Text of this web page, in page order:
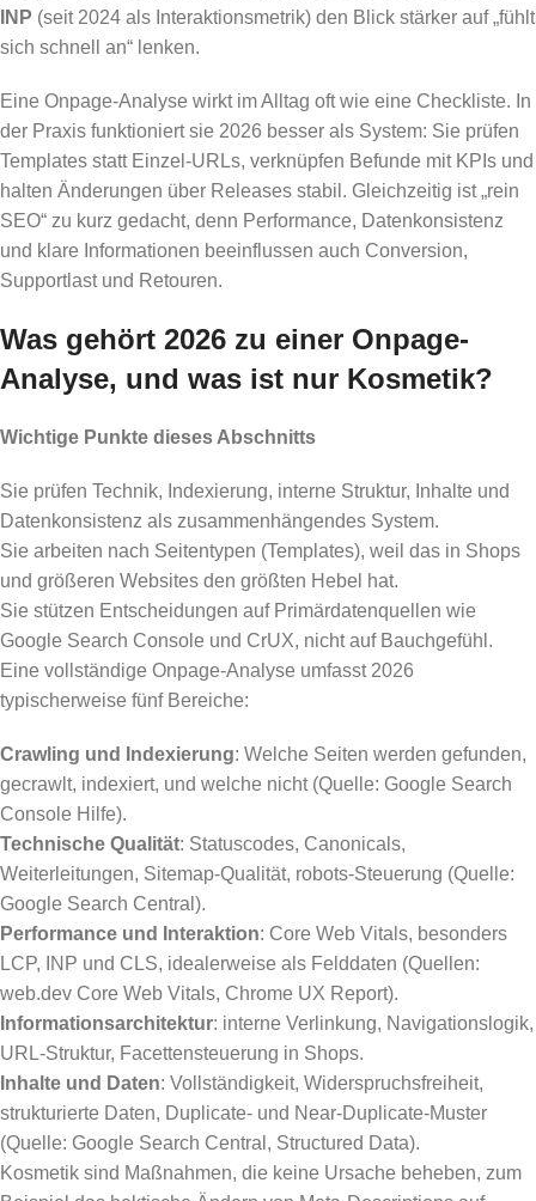
INP (seit 2024 als Interaktionsmetrik) den Blick stärker auf „fühlt
sich schnell an“ lenken.
Eine Onpage-Analyse wirkt im Alltag oft wie eine Checkliste. In
der Praxis funktioniert sie 2026 besser als System: Sie prüfen
Templates statt Einzel-URLs, verknüpfen Befunde mit KPIs und
halten Änderungen über Releases stabil. Gleichzeitig ist „rein
SEO“ zu kurz gedacht, denn Performance, Datenkonsistenz
und klare Informationen beeinflussen auch Conversion,
Supportlast und Retouren.
Was gehört 2026 zu einer Onpage-
Analyse, und was ist nur Kosmetik?
Wichtige Punkte dieses Abschnitts
Sie prüfen Technik, Indexierung, interne Struktur, Inhalte und
Datenkonsistenz als zusammenhängendes System.
Sie arbeiten nach Seitentypen (Templates), weil das in Shops
und größeren Websites den größten Hebel hat.
Sie stützen Entscheidungen auf Primärdatenquellen wie
Google Search Console und CrUX, nicht auf Bauchgefühl.
Eine vollständige Onpage-Analyse umfasst 2026
typischerweise fünf Bereiche:
Crawling und Indexierung: Welche Seiten werden gefunden,
gecrawlt, indexiert, und welche nicht (Quelle: Google Search
Console Hilfe).
Technische Qualität: Statuscodes, Canonicals,
Weiterleitungen, Sitemap-Qualität, robots-Steuerung (Quelle:
Google Search Central).
Performance und Interaktion: Core Web Vitals, besonders
LCP, INP und CLS, idealerweise als Felddaten (Quellen:
web.dev Core Web Vitals, Chrome UX Report).
Informationsarchitektur: interne Verlinkung, Navigationslogik,
URL-Struktur, Facettensteuerung in Shops.
Inhalte und Daten: Vollständigkeit, Widerspruchsfreiheit,
strukturierte Daten, Duplicate- und Near-Duplicate-Muster
(Quelle: Google Search Central, Structured Data).
Kosmetik sind Maßnahmen, die keine Ursache beheben, zum